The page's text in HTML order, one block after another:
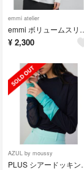
emmi atelier
emmi ボリュー
¥ 2,300
AZUL by moussy
PLUS